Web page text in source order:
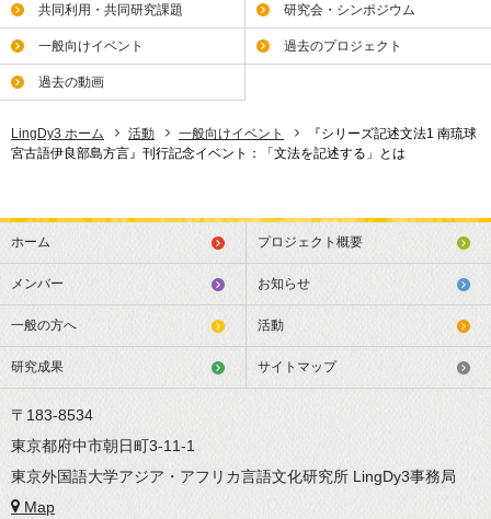
共同利用・共同研究課題 研究会・シンポジウム
一般向けイベント 過去のプロジェクト
過去の動画
LingDy3 ホーム 活動 一般向けイベント
『シリーズ記述文法1 南琉球
宮古語伊良部島方言』刊行記念イベント：「文法を記述する」とは
ホーム プロジェクト概要
メンバー お知らせ
一般の方へ 活動
研究成果 サイトマップ
〒183-8534
東京都府中市朝日町3-11-1
東京外国語大学アジア・アフリカ言語文化研究所 LingDy3事務局
Map